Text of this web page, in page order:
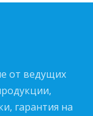
от ведущих
гарантия на